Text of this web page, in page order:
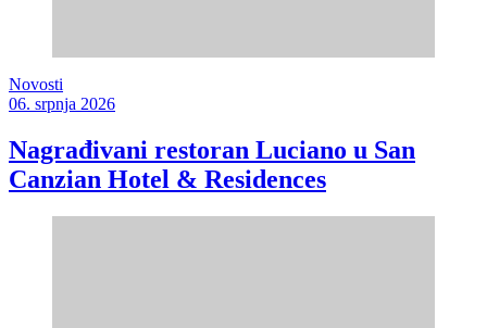
Novosti
06. srpnja 2026
Nagrađivani restoran Luciano u San
Canzian Hotel & Residences